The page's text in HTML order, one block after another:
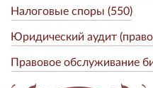
Налоговые споры (550)
Юридический аудит
Правовое обслуживание